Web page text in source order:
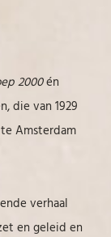
2000én
die van 1929
Amsterdam
verhaal
en geleid en